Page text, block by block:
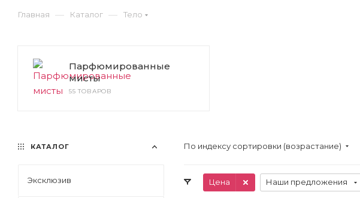
Главная — Каталог — Тело
Парфюмированные
мисты
55 ТОВАРОВ
По индексу сортировки (возрастание)
Цена Наши предложения
КАТАЛОГ
Эксклюзив